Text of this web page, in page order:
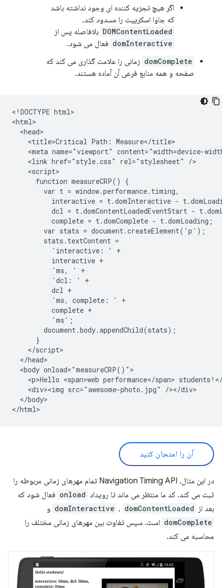
اگر هیچ تجزیه کننده ای وجود نداشته باشد
که جاوا اسکریپت را مسدود کند،
DOMContentLoaded بلافاصله پس از
domInteractive فعال می شود.
domComplete زمانی را علامت گذاری می کند که
صفحه و همه منابع فرعی آن آماده هستند.
<!DOCTYPE html>
<html>
  <head>
    <title>Critical Path: Measure</title>
<meta name="viewport" content="width=device-
    <link href="style.css" rel="stylesheet" />
    <script>
      function measureCRP() {
        var t = window.performance.timing,
interactive = t.domInteractive -
dcl = t.domContentLoadedEventStart -
          complete = t.domComplete - t.domLoading;
        var stats = document.createElement('p');
        stats.textContent =
          'interactive: ' +
          interactive +
          'ms, ' +
          'dcl: ' +
          dcl +
          'ms, complete: ' +
          complete +
          'ms';
        document.body.appendChild(stats);
      }
    </script>
  </head>
  <body onload="measureCRP()">
<p>Hello <span>web performance</span>
    <div><img src="awesome-photo.jpg" /></div>
  </body>
آن را امتحان کنید
در این مثال، Navigation Timing API تمام مهرهای زمانی مربوطه را
ثبت می کند. کد ما منتظر می ماند تا رویداد onload فعال شود که
بعد از
domInteractive ، domContentLoaded و
domComplete است. سپس تفاوت بین مهرهای زمانی مختلف را
محاسبه می کند.